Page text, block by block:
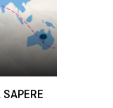
SAPERE